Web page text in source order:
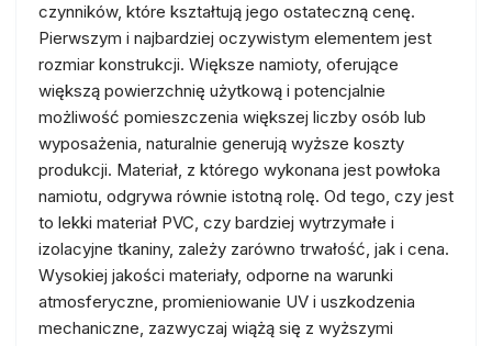
czynników, które kształtują jego ostateczną cenę.
Pierwszym i najbardziej oczywistym elementem jest
rozmiar konstrukcji. Większe namioty, oferujące
większą powierzchnię użytkową i potencjalnie
możliwość pomieszczenia większej liczby osób lub
wyposażenia, naturalnie generują wyższe koszty
produkcji. Materiał, z którego wykonana jest powłoka
namiotu, odgrywa równie istotną rolę. Od tego, czy jest
to lekki materiał PVC, czy bardziej wytrzymałe i
izolacyjne tkaniny, zależy zarówno trwałość, jak i cena.
Wysokiej jakości materiały, odporne na warunki
atmosferyczne, promieniowanie UV i uszkodzenia
mechaniczne, zazwyczaj wiążą się z wyższymi